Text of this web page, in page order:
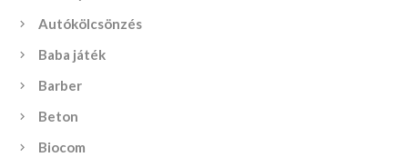
Autókölcsönzés
Baba játék
Barber
Beton
Biocom